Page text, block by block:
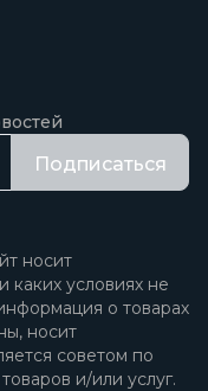
Подписаться
носит
условиях не
о товарах
носит
советом по
и/или услуг.